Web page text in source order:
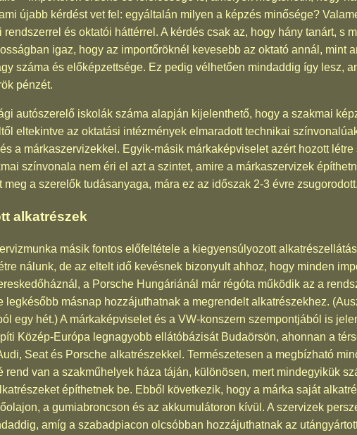
újabb kérdést vet fel: egyáltalán milyen a képzés minősége?
rendszerrel és oktatói háttérrel. A kérdés csak az, hogy hány tanárt, s
igaz, hogy az importőröknél kevesebb az oktató annál, mint
száma és előképzettsége. Ez pedig vélhetően mindaddig így lesz,
pénzét.
autószerelő iskolák száma alapján kijelenthető, hogy a szakmai
eltekintve az oktatási intézmények elmaradott technikai
a márkaszervizekkel. Egyik-másik márkaképviselet azért hozott
színvonala nem éri el azt a szintet, amire a márkaszervizek
meg a szerelők tudásanyaga, mára ez az időszak 2-3 évre
alkatrészek
másik fontos előfeltétele a kiegyensúlyozott
nálunk, de az eltelt idő kevésnek bizonyult ahhoz, hogy minden
a Porsche Hungáriánál már régóta működik az a
legkésőbb másnap hozzájuthatnak a megrendelt alkatrészekhez.
egy hét.) A márkaképviselet és a VW-konszern szempontjából is
Közép-Európa legnagyobb ellátóbázisát Budaörsön, ahonnan a
Seat és Porsche alkatrészekkel. Természetesen a megbízható
rend van a szakműhelyek háza táján, különösen, mert mindegyikük
építhetnek be. Ebből következik, hogy a márka saját
a gumiabroncson és az akkumulátoron kívül. A szervizek
amíg a szabadpiacon olcsóbban hozzájuthatnak az